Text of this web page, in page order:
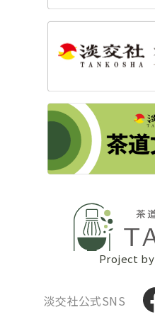
Project by
淡交社公式SNS